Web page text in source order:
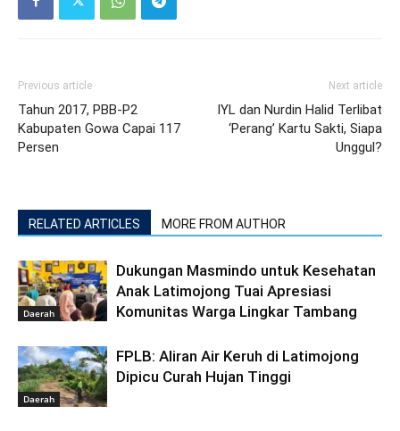
Previous article
Tahun 2017, PBB-P2
Kabupaten Gowa Capai 117
Persen
Next article
IYL dan Nurdin Halid Terlibat
‘Perang’ Kartu Sakti, Siapa
Unggul?
RELATED ARTICLES MORE FROM AUTHOR
Daerah
Dukungan Masmindo untuk Kesehatan
Anak Latimojong Tuai Apresiasi
Komunitas Warga Lingkar Tambang
Daerah
FPLB: Aliran Air Keruh di Latimojong
Dipicu Curah Hujan Tinggi